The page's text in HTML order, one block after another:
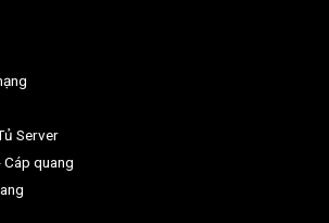
Server
quang